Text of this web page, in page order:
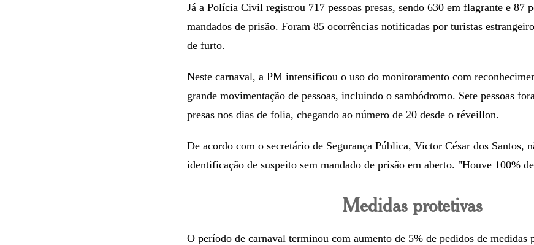
Já a Polícia Civil registrou 717 pessoas presas, sendo 630 em flagrante e 87
mandados de prisão. Foram 85 ocorrências notificadas por turistas
de furto.
Neste carnaval, a PM intensificou o uso do monitoramento com
grande movimentação de pessoas, incluindo o sambódromo. Sete pessoas
presas nos dias de folia, chegando ao número de 20 desde o réveillon.
De acordo com o secretário de Segurança Pública, Victor César dos Santos,
identificação de suspeito sem mandado de prisão em aberto. "Houve 100%
Medidas protetivas
O período de carnaval terminou com aumento de 5% de pedidos de medidas